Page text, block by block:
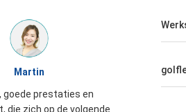
William
verschijning van de Misstapring
inpakkend, de